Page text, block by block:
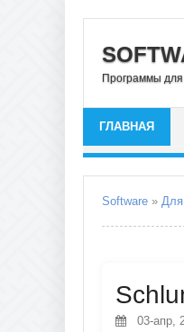
Программы для
ГЛАВНАЯ
Software » Для
03-апр,